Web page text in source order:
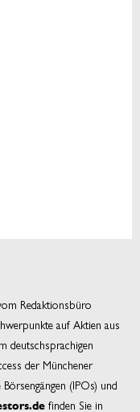
Redaktionsbüro
auf Aktien aus
deutschsprachigen
der Münchener
(IPOs) und
finden Sie in